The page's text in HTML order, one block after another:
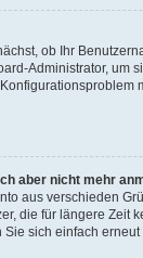
ob Ihr
Administrator, um
aber nicht mehr
aus verschieden
die für längere Zeit
sich einfach